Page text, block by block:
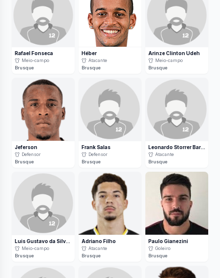
Rafael Fonseca
Meio-campo
Brusque
Héber
Atacante
Brusque
Arinze Clinton Udeh
Meio-campo
Brusque
Jeferson
Defensor
Brusque
Frank Salas
Defensor
Brusque
Leonardo Storrer Barbosa
Atacante
Brusque
Luis Gustavo da Silva Santos
Meio-campo
Brusque
Adriano Filho
Atacante
Brusque
Paulo Gianezini
Goleiro
Brusque